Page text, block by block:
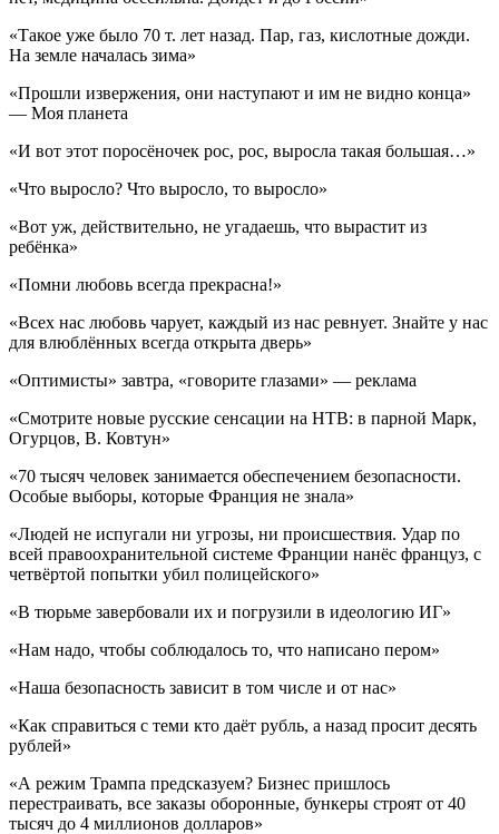
«Такое уже было 70 т. лет назад. Пар, газ, кислотные дожди.
На земле началась зима»
«Прошли извержения, они наступают и им не видно конца»
— Моя планета
«И вот этот поросёночек рос, рос, выросла такая большая…»
«Что выросло? Что выросло, то выросло»
«Вот уж, действительно, не угадаешь, что вырастит из
ребёнка»
«Помни любовь всегда прекрасна!»
«Всех нас любовь чарует, каждый из нас ревнует. Знайте у нас
для влюблённых всегда открыта дверь»
«Оптимисты» завтра, «говорите глазами» — реклама
«Смотрите новые русские сенсации на НТВ: в парной Марк,
Огурцов, В. Ковтун»
«70 тысяч человек занимается обеспечением безопасности.
Особые выборы, которые Франция не знала»
«Людей не испугали ни угрозы, ни происшествия. Удар по
всей правоохранительной системе Франции нанёс француз, с
четвёртой попытки убил полицейского»
«В тюрьме завербовали их и погрузили в идеологию ИГ»
«Нам надо, чтобы соблюдалось то, что написано пером»
«Наша безопасность зависит в том числе и от нас»
«Как справиться с теми кто даёт рубль, а назад просит десять
рублей»
«А режим Трампа предсказуем? Бизнес пришлось
перестраивать, все заказы оборонные, бункеры строят от 40
тысяч до 4 миллионов долларов»